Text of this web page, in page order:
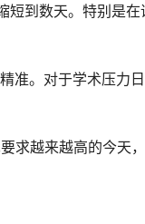
到数天。特别是
准。对于学术压力
求越来越高的今天